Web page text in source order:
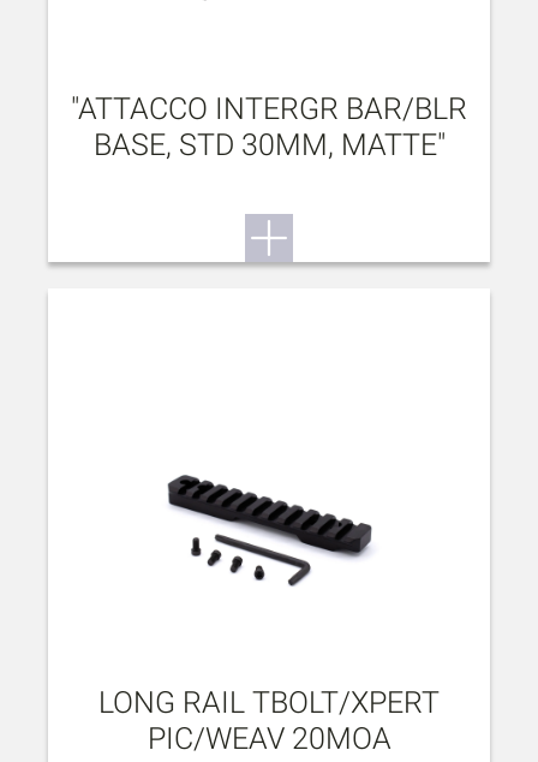
"ATTACCO INTERGR BAR/BLR
BASE, STD 30MM, MATTE"
LONG RAIL TBOLT/XPERT
PIC/WEAV 20MOA